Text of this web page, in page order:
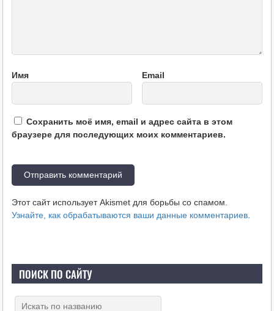
Имя Email
Сохранить моё имя, email и адрес сайта в этом
браузере для последующих моих комментариев.
Этот сайт использует Akismet для борьбы со спамом.
Узнайте, как обрабатываются ваши данные комментариев.
ПОИСК ПО САЙТУ